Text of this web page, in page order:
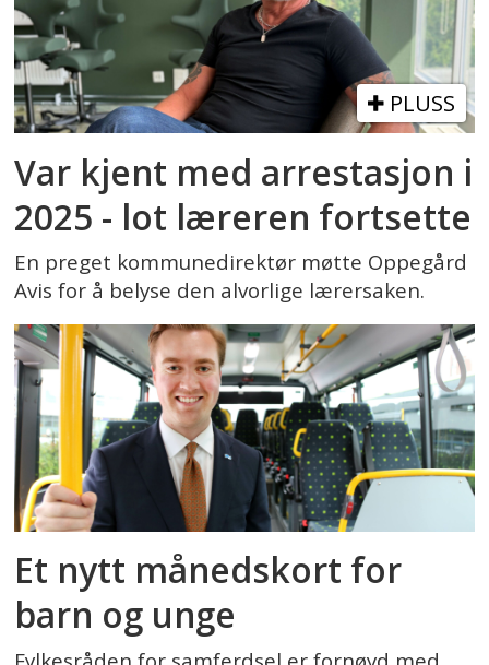
PLUSS
Var kjent med arrestasjon i
2025 - lot læreren fortsette
En preget kommunedirektør møtte Oppegård
Avis for å belyse den alvorlige lærersaken.
Et nytt månedskort for
barn og unge